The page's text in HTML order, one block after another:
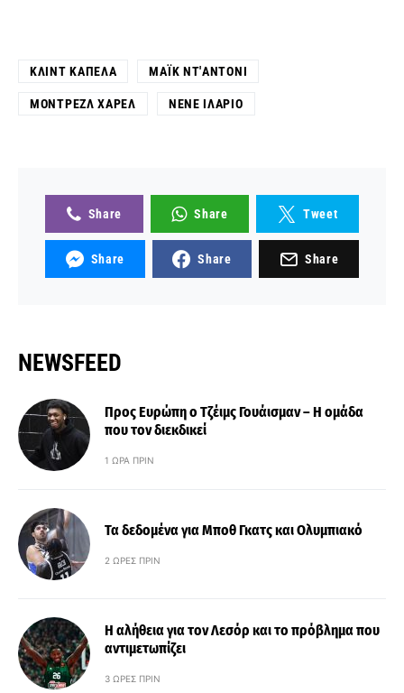
ΚΛΙΝΤ ΚΑΠΕΛΆ ΜΆΙΚ ΝΤ'ΑΝΤΌΝΙ
ΜΟΝΤΡΈΖΛ ΧΆΡΕΛ ΝΕΝΈ ΙΛΆΡΙΟ
Share Share Tweet
Share Share Share
NEWSFEED
Προς Ευρώπη ο Τζέιμς Γουάισμαν – Η ομάδα
που τον διεκδικεί
1 ΏΡΑ ΠΡΙΝ
Τα δεδομένα για Μποθ Γκατς και Ολυμπιακό
2 ΏΡΕΣ ΠΡΙΝ
Η αλήθεια για τον Λεσόρ και το πρόβλημα που
αντιμετωπίζει
3 ΏΡΕΣ ΠΡΙΝ